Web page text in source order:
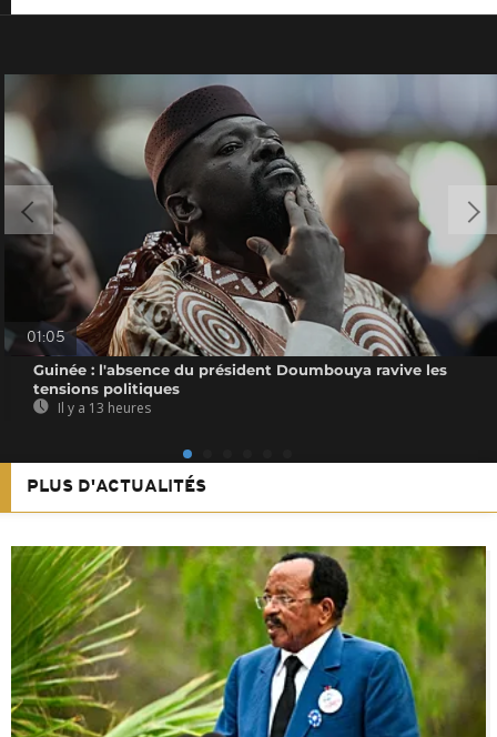
01:05
Guinée : l'absence du président Doumbouya ravive les
tensions politiques
Il y a 13 heures
PLUS D'ACTUALITÉS